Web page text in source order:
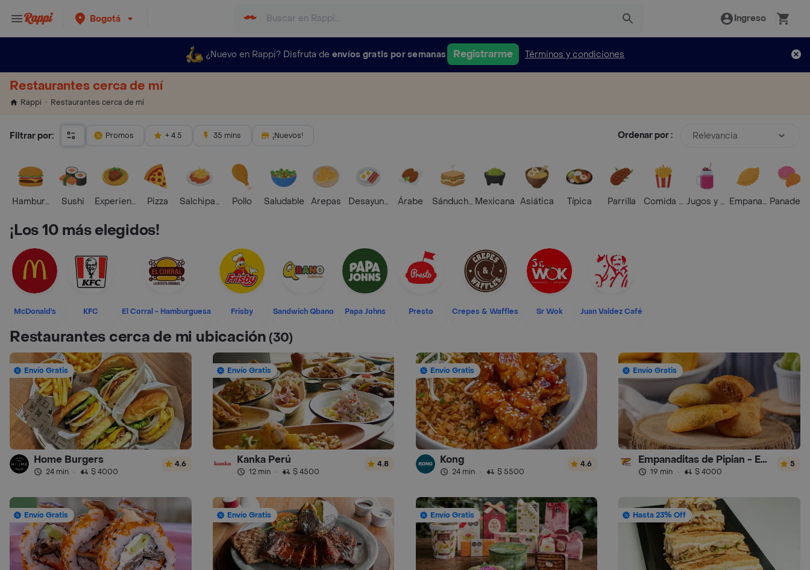
Bogotá Ingreso
¿Nuevo en Rappi? Disfruta de envíos gratis por semanas Registrarme Términos y condiciones
Restaurantes cerca de mí
Rappi Restaurantes cerca de mí
Filtrar por: Promos + 4.5 35 mins ¡Nuevos! Ordenar por : Relevancia
HamburguesaSushi Experiencias Foodies
Pizza Salchipapas Pollo Saludable Arepas Desayunos Árabe SánduchesMexicana Asiática Típica Parrilla Comida RápidaJugos y BatidosEmpanadasPanadería
¡Los 10 más elegidos!
McDonald's KFC El Corral - Hamburguesa Frisby Sandwich Qbano Papa Johns Presto Crepes & Waffles Sr Wok Juan Valdez Café
Restaurantes cerca de mi ubicación(30)
Envío Gratis
Home Burgers
24 min · $ 4000
4.6
Envío Gratis
Kanka Perú
12 min · $ 4500
4.8
Envío Gratis
Kong
24 min · $ 5500
4.6
Envío Gratis
Empanaditas de Pipian - Empanadas
19 min · $ 4000
5
Envío Gratis Envío Gratis Envío Gratis Hasta 23% Off